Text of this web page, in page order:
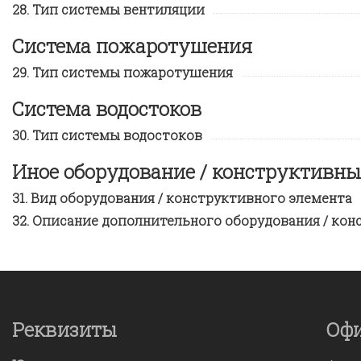
Тип системы вентиляции
Система пожаротушения
Тип системы пожаротушения
Система водостоков
Тип системы водостоков
Иное оборудование /
Вид оборудования / конструктивного элемента
Описание дополнительного оборудования /
Реквизиты